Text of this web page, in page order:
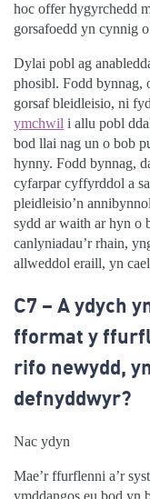
hoc offer hygyrchedd
gorsafoedd yn cynnig
Dylai pobl ag
phosibl. Fodd bynnag,
gorsaf bleidleisio, ni
ymchwil i allu pobl
bod llai nag un o bob
hynny. Fodd bynnag,
cyfarpar cyffyrddol a
pleidleisio’n
sydd ar waith ar hyn o
canlyniadau’r rhain,
allweddol eraill, yn
C7 – A ydych
fformat y
rifo newydd,
defnyddwyr?
Nac ydyn
Mae’r ffurflenni a’r
ymddangos eu bod yn